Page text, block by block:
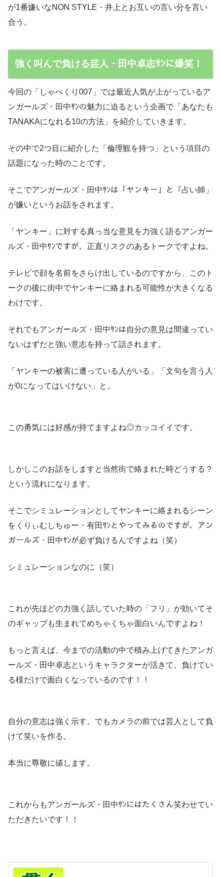
が1番嫌いなNON STYLE・井上とお互いの言い分を言い
合う。
強く叫んで負ける芸人・田中卓志ｻﾝに爆笑！
今回の「しゃべくり007」では最近人気が上がっているア
ンガールズ・田中ｻﾝの魅力に迫るという企画で「あなたも
TANAKAになれる10の方法」を紹介していきます。
その中で2つ目に紹介した「倫理観を持つ」という項目の
話題になった時のことです。
そこでアンガールズ・田中ｻﾝは「ヤンキー」と「占い師」
が嫌いというお話をされます。
「ヤンキー」に対する真っ当な意見を力強く語るアンガー
ルズ・田中ｻﾝですが、正直リスクのあるトークですよね。
テレビで顔を名前をさらけ出しているのですから、このト
ークの後に街中でヤンキーに絡まれる可能性が大きくなる
わけです。
それでもアンガールズ・田中ｻﾝは自分の意見は間違ってい
ないはずだと強い意志を持って話されます。
「ヤンキーの被害に遭っている人がいる」「文句を言う人
が0になってはいけない」と。
この勇気には好感が持てますよね◎カッコイイです。
しかしこのお話をしますと当然街で絡まれた時どうする？
という流れになります。
そこでシミュレーションとしてヤンキーに絡まれるシーン
をくりぃむしちゅー・有田ｻﾝとやってみるのですが、アン
ガールズ・田中ｻﾝが必ず負けるんですよね（笑）
シミュレーションなのに（笑）
これが先ほどの力強く話していた時の「フリ」が効いてそ
のギャップも生まれてめちゃくちゃ面白いんですよね！
もっと言えば、今までの活動の中で積み上げてきたアンガ
ールズ・田中卓志というキャラクターが活きて、負けてい
る様だけで面白くなっているのです！！
自分の意志は強く示す。でもカメラの前では芸人として負
けて笑いを作る。
本当に尊敬に値します。
これからもアンガールズ・田中ｻﾝにはたくさん笑わせてい
ただきたいです！！